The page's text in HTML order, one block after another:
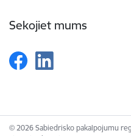
Sekojiet mums
© 2026 Sabiedrisko pakalpojumu